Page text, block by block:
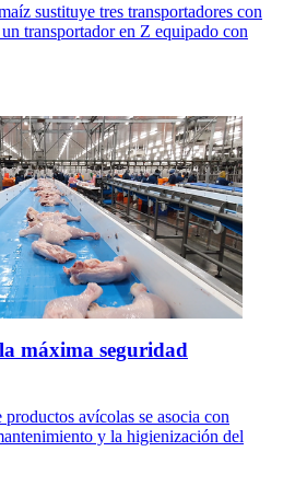
sustituye tres transportadores con
transportador en Z equipado con
máxima seguridad
avícolas se asocia con
y la higienización del